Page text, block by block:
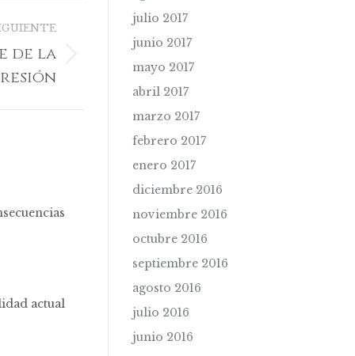
de la
actual
julio 2017
junio 2017
mayo 2017
abril 2017
marzo 2017
febrero 2017
enero 2017
diciembre 2016
noviembre 2016
octubre 2016
septiembre 2016
agosto 2016
julio 2016
junio 2016